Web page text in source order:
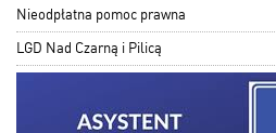
Nieodpłatna pomoc prawna
LGD Nad Czarną i Pilicą